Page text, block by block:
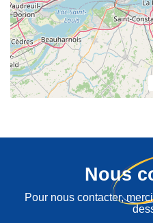
Nous
Pour nous contacter,